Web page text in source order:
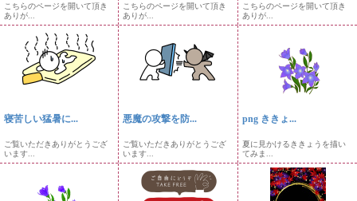
こちらのページを開いて頂き
ありが...
こちらのページを開いて頂き
ありが...
こちらのページを開いて頂き
ありが...
寝苦しい猛暑に...
ご覧いただきありがとうござ
います...
悪魔の攻撃を防...
ご覧いただきありがとうござ
います...
png ききょ...
夏に見かけるききょうを描い
てみま...